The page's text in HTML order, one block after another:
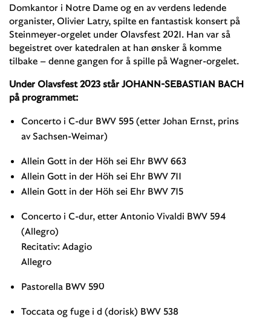
Domkantor i Notre Dame og en av verdens ledende
organister, Olivier Latry, spilte en fantastisk konsert på
Steinmeyer-orgelet under Olavsfest 2021. Han var så
begeistret over katedralen at han ønsker å komme
tilbake – denne gangen for å spille på Wagner-orgelet.
Under Olavsfest 2023 står JOHANN-SEBASTIAN BACH
på programmet:
Concerto i C-dur BWV 595 (etter Johan Ernst, prins
av Sachsen-Weimar)
Allein Gott in der Höh sei Ehr BWV 663
Allein Gott in der Höh sei Ehr BWV 711
Allein Gott in der Höh sei Ehr BWV 715
Concerto i C-dur, etter Antonio Vivaldi BWV 594
(Allegro)
Recitativ: Adagio
Allegro
Pastorella BWV 590
Toccata og fuge i d (dorisk) BWV 538